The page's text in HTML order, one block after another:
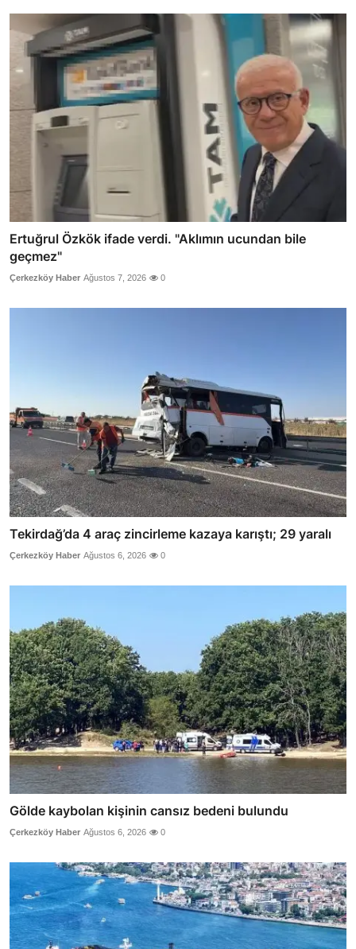
Ertuğrul Özkök ifade verdi. "Aklımın ucundan bile
geçmez"
Çerkezköy Haber Ağustos 7, 2026 0
Tekirdağ’da 4 araç zincirleme kazaya karıştı; 29 yaralı
Çerkezköy Haber Ağustos 6, 2026 0
Gölde kaybolan kişinin cansız bedeni bulundu
Çerkezköy Haber Ağustos 6, 2026 0